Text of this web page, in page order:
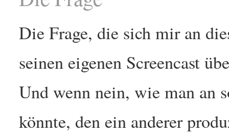
Die Frage, die sich mir an
seinen eigenen Screencast
Und wenn nein, wie man an
könnte, den ein anderer